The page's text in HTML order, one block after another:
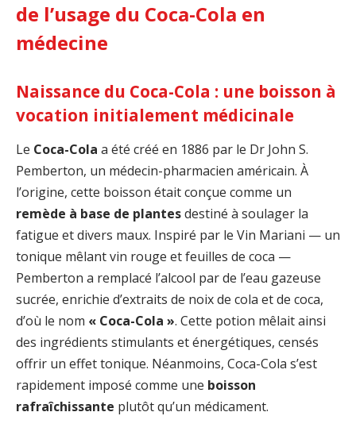
de l’usage du Coca-Cola en
médecine
Naissance du Coca-Cola : une boisson à
vocation initialement médicinale
Le Coca-Cola a été créé en 1886 par le Dr John S.
Pemberton, un médecin-pharmacien américain. À
l’origine, cette boisson était conçue comme un
remède à base de plantesdestiné à soulager la
fatigue et divers maux. Inspiré par le Vin Mariani — un
tonique mêlant vin rouge et feuilles de coca —
Pemberton a remplacé l’alcool par de l’eau gazeuse
sucrée, enrichie d’extraits de noix de cola et de coca,
d’où le nom « Coca-Cola ». Cette potion mêlait ainsi
des ingrédients stimulants et énergétiques, censés
offrir un effet tonique. Néanmoins, Coca-Cola s’est
rapidement imposé comme une boisson
rafraîchissante plutôt qu’un médicament.